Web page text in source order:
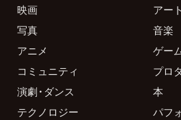
映画
アート
写真
音楽
アニメ
ゲー
コミュニティ
プロ
演劇・ダンス
本
テクノロジー
パフ